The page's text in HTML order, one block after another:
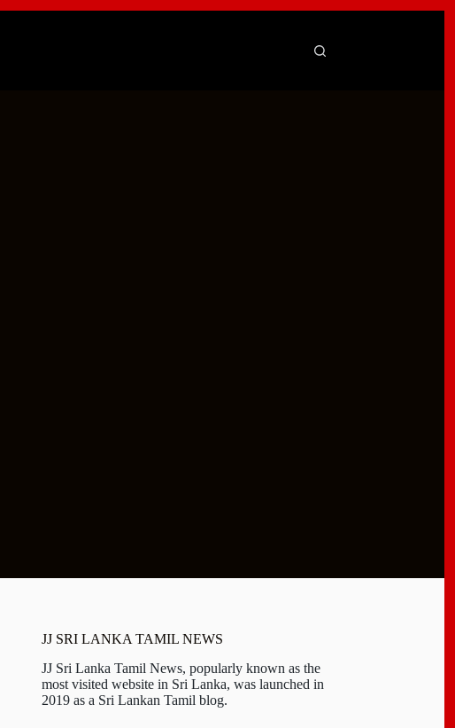
JJ SRI LANKA TAMIL NEWS
JJ Sri Lanka Tamil News, popularly known as the
most visited website in Sri Lanka, was launched in
2019 as a Sri Lankan Tamil blog.